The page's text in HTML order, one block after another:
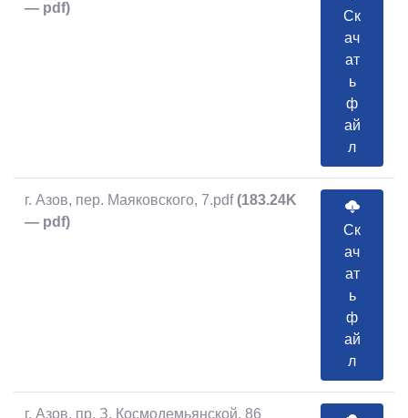
— pdf)
Ск
ач
ат
ь
ф
ай
л
г. Азов, пер. Маяковского, 7.pdf (183.24K
— pdf)
Ск
ач
ат
ь
ф
ай
л
г. Азов, пр. З. Космодемьянской, 86